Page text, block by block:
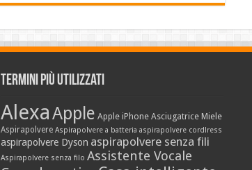
Termini più utilizzati
AlexaApple Apple iPhone Asciugatrice Miele
Aspirapolvere Aspirapolvere a batteria aspirapolvere cordlress
aspirapolvere Dyson aspirapolvere senza fili
Aspirapolvere senza filo Assistente Vocale